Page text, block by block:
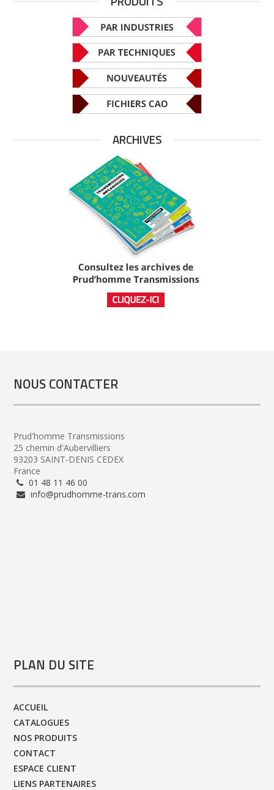
ARCHIVES
NOUS CONTACTER
Prud'homme Transmissions
25 chemin d'Aubervilliers
93203 SAINT-DENIS CEDEX
France
01 48 11 46 00
info@prudhomme-trans.com
PLAN DU SITE
ACCUEIL
CATALOGUES
NOS PRODUITS
CONTACT
ESPACE CLIENT
LIENS PARTENAIRES